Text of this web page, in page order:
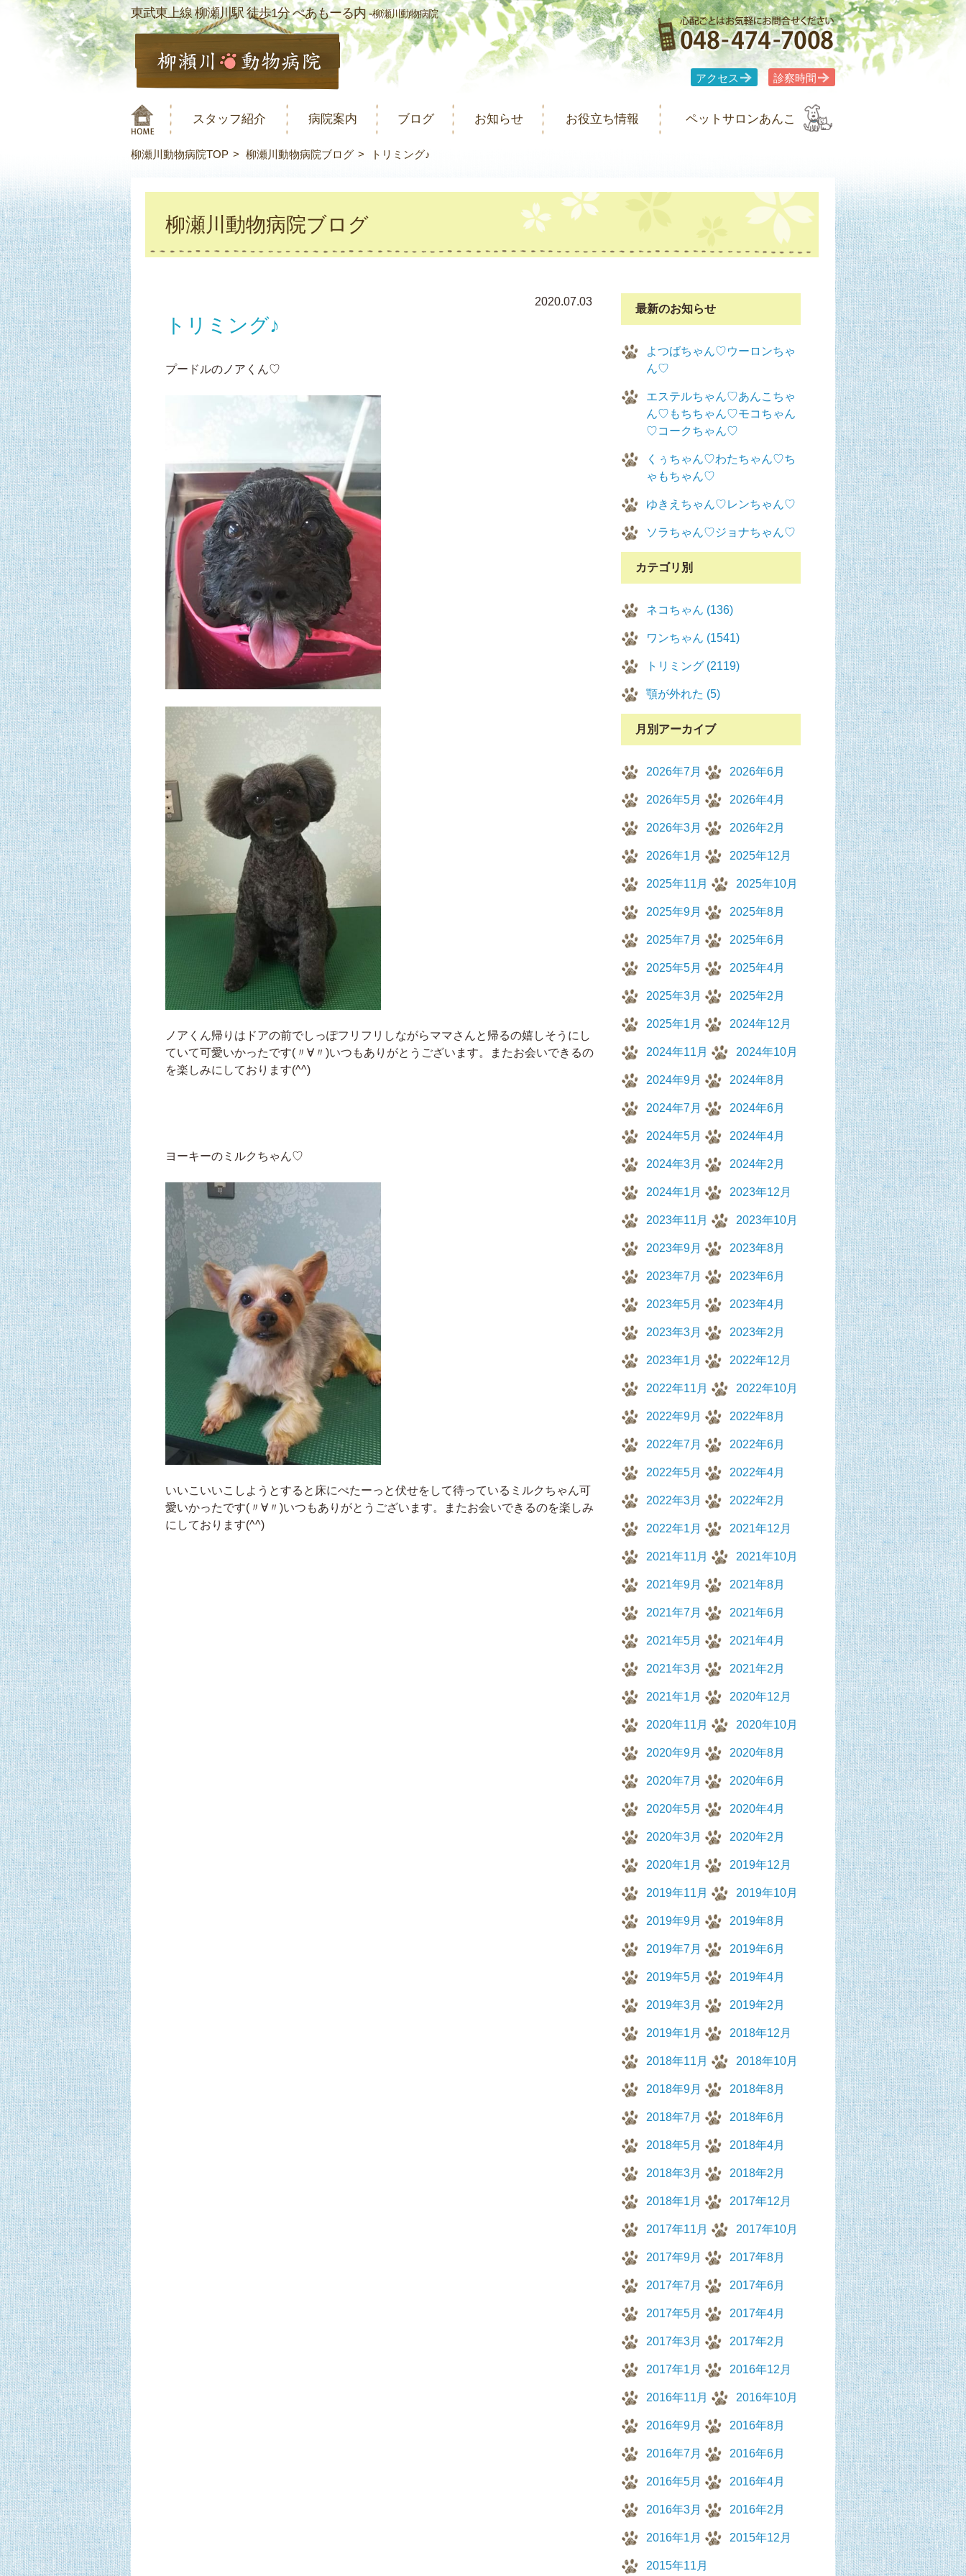
東武東上線 柳瀬川駅 徒歩1分 ぺあもーる内 -柳瀬川動物病院
アクセス 診察時間
スタッフ紹介 病院案内 ブログ お知らせ お役立ち情報 ペットサロンあんこ
柳瀬川動物病院TOP 柳瀬川動物病院ブログ トリミング♪
柳瀬川動物病院ブログ
2020.07.03
トリミング♪
プードルのノアくん♡
ノアくん帰りはドアの前でしっぽフリフリしながらママさんと帰るの嬉しそうにし
ていて可愛いかったです(〃∀〃)いつもありがとうございます。またお会いできるの
を楽しみにしております(^^)
ヨーキーのミルクちゃん♡
いいこいいこしようとすると床にぺたーっと伏せをして待っているミルクちゃん可
愛いかったです(〃∀〃)いつもありがとうございます。またお会いできるのを楽しみ
にしております(^^)
最新のお知らせ
よつばちゃん♡ウーロンちゃ
ん♡
エステルちゃん♡あんこちゃ
ん♡もちちゃん♡モコちゃん
♡コークちゃん♡
くぅちゃん♡わたちゃん♡ち
ゃもちゃん♡
ゆきえちゃん♡レンちゃん♡
ソラちゃん♡ジョナちゃん♡
カテゴリ別
ネコちゃん (136)
ワンちゃん (1541)
トリミング (2119)
顎が外れた (5)
月別アーカイブ
2026年7月 2026年6月
2026年5月 2026年4月
2026年3月 2026年2月
2026年1月 2025年12月
2025年11月 2025年10月
2025年9月 2025年8月
2025年7月 2025年6月
2025年5月 2025年4月
2025年3月 2025年2月
2025年1月 2024年12月
2024年11月 2024年10月
2024年9月 2024年8月
2024年7月 2024年6月
2024年5月 2024年4月
2024年3月 2024年2月
2024年1月 2023年12月
2023年11月 2023年10月
2023年9月 2023年8月
2023年7月 2023年6月
2023年5月 2023年4月
2023年3月 2023年2月
2023年1月 2022年12月
2022年11月 2022年10月
2022年9月 2022年8月
2022年7月 2022年6月
2022年5月 2022年4月
2022年3月 2022年2月
2022年1月 2021年12月
2021年11月 2021年10月
2021年9月 2021年8月
2021年7月 2021年6月
2021年5月 2021年4月
2021年3月 2021年2月
2021年1月 2020年12月
2020年11月 2020年10月
2020年9月 2020年8月
2020年7月 2020年6月
2020年5月 2020年4月
2020年3月 2020年2月
2020年1月 2019年12月
2019年11月 2019年10月
2019年9月 2019年8月
2019年7月 2019年6月
2019年5月 2019年4月
2019年3月 2019年2月
2019年1月 2018年12月
2018年11月 2018年10月
2018年9月 2018年8月
2018年7月 2018年6月
2018年5月 2018年4月
2018年3月 2018年2月
2018年1月 2017年12月
2017年11月 2017年10月
2017年9月 2017年8月
2017年7月 2017年6月
2017年5月 2017年4月
2017年3月 2017年2月
2017年1月 2016年12月
2016年11月 2016年10月
2016年9月 2016年8月
2016年7月 2016年6月
2016年5月 2016年4月
2016年3月 2016年2月
2016年1月 2015年12月
2015年11月